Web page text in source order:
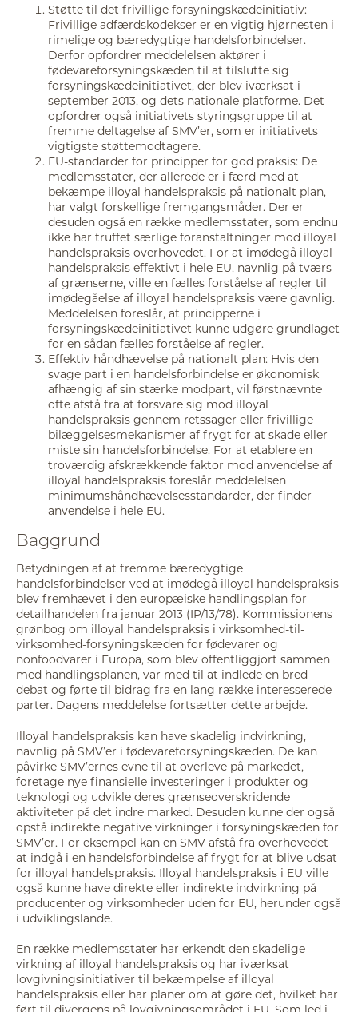
Støtte til det frivillige forsyningskædeinitiativ:
Frivillige adfærdskodekser er en vigtig hjørnesten i
rimelige og bæredygtige handelsforbindelser.
Derfor opfordrer meddelelsen aktører i
fødevareforsyningskæden til at tilslutte sig
forsyningskædeinitiativet, der blev iværksat i
september 2013, og dets nationale platforme. Det
opfordrer også initiativets styringsgruppe til at
fremme deltagelse af SMV’er, som er initiativets
vigtigste støttemodtagere.
EU-standarder for principper for god praksis: De
medlemsstater, der allerede er i færd med at
bekæmpe illoyal handelspraksis på nationalt plan,
har valgt forskellige fremgangsmåder. Der er
desuden også en række medlemsstater, som endnu
ikke har truffet særlige foranstaltninger mod illoyal
handelspraksis overhovedet. For at imødegå illoyal
handelspraksis effektivt i hele EU, navnlig på tværs
af grænserne, ville en fælles forståelse af regler til
imødegåelse af illoyal handelspraksis være gavnlig.
Meddelelsen foreslår, at principperne i
forsyningskædeinitiativet kunne udgøre grundlaget
for en sådan fælles forståelse af regler.
Effektiv håndhævelse på nationalt plan: Hvis den
svage part i en handelsforbindelse er økonomisk
afhængig af sin stærke modpart, vil førstnævnte
ofte afstå fra at forsvare sig mod illoyal
handelspraksis gennem retssager eller frivillige
bilæggelsesmekanismer af frygt for at skade eller
miste sin handelsforbindelse. For at etablere en
troværdig afskrækkende faktor mod anvendelse af
illoyal handelspraksis foreslår meddelelsen
minimumshåndhævelsesstandarder, der finder
anvendelse i hele EU.
Baggrund
Betydningen af at fremme bæredygtige
handelsforbindelser ved at imødegå illoyal handelspraksis
blev fremhævet i den europæiske handlingsplan for
detailhandelen fra januar 2013 (IP/13/78). Kommissionens
grønbog om illoyal handelspraksis i virksomhed-til-
virksomhed-forsyningskæden for fødevarer og
nonfoodvarer i Europa, som blev offentliggjort sammen
med handlingsplanen, var med til at indlede en bred
debat og førte til bidrag fra en lang række interesserede
parter. Dagens meddelelse fortsætter dette arbejde.
Illoyal handelspraksis kan have skadelig indvirkning,
navnlig på SMV’er i fødevareforsyningskæden. De kan
påvirke SMV’ernes evne til at overleve på markedet,
foretage nye finansielle investeringer i produkter og
teknologi og udvikle deres grænseoverskridende
aktiviteter på det indre marked. Desuden kunne der også
opstå indirekte negative virkninger i forsyningskæden for
SMV’er. For eksempel kan en SMV afstå fra overhovedet
at indgå i en handelsforbindelse af frygt for at blive udsat
for illoyal handelspraksis. Illoyal handelspraksis i EU ville
også kunne have direkte eller indirekte indvirkning på
producenter og virksomheder uden for EU, herunder også
i udviklingslande.
En række medlemsstater har erkendt den skadelige
virkning af illoyal handelspraksis og har iværksat
lovgivningsinitiativer til bekæmpelse af illoyal
handelspraksis eller har planer om at gøre det, hvilket har